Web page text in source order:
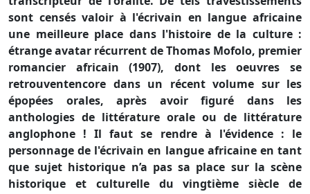
sont censés valoir à l'écrivain en langue africaine
une meilleure place dans l'histoire de la culture :
étrange avatar récurrent de Thomas Mofolo, premier
romancier africain (1907), dont les oeuvres se
retrouventencore dans un récent volume sur les
épopées orales, après avoir figuré dans les
anthologies de littérature orale ou de littérature
anglophone ! Il faut se rendre à l'évidence : le
personnage de l'écrivain en langue africaine en tant
que sujet historique n’a pas sa place sur la scène
historique et culturelle du vingtième siècle de